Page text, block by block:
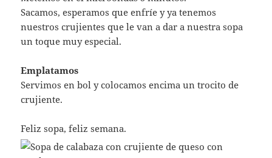
Sacamos, esperamos que enfríe y ya tenemos
nuestros crujientes que le van a dar a nuestra sopa
un toque muy especial.
Emplatamos
Servimos en bol y colocamos encima un trocito de
crujiente.
Feliz sopa, feliz semana.